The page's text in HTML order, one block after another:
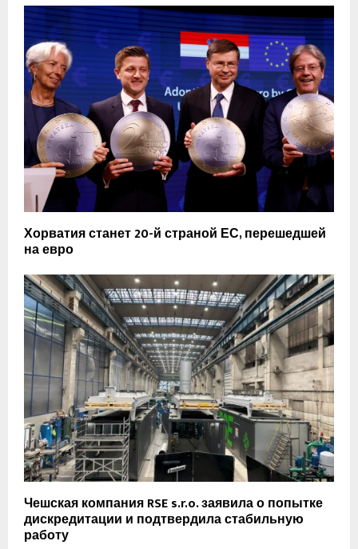
Хорватия станет 20-й страной ЕС, перешедшей
на евро
Чешская компания RSE s.r.o. заявила о попытке
дискредитации и подтвердила стабильную
работу